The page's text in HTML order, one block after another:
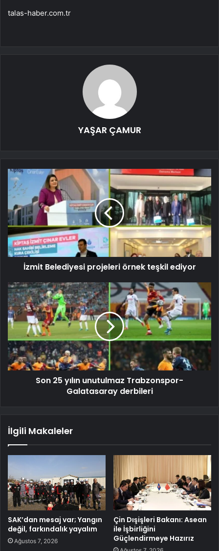
talas-haber.com.tr
YAŞAR ÇAMUR
İzmit Belediyesi projeleri örnek teşkil ediyor
Son 25 yılın unutulmaz Trabzonspor-
Galatasaray derbileri
İlgili Makaleler
SAK’dan mesaj var; Yangın
değil, farkındalık yayalım
Ağustos 7, 2026
Çin Dışişleri Bakanı: Asean
ile İşbirliğini
Güçlendirmeye Hazırız